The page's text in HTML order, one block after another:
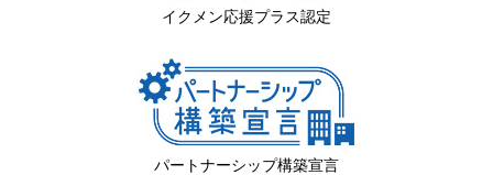
イクメン応援プラス認定
パートナーシップ構築宣言